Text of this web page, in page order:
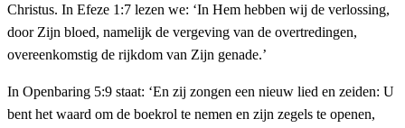
Christus. In Efeze 1:7 lezen we: ‘In Hem hebben wij de verlossing,
door Zijn bloed, namelijk de vergeving van de overtredingen,
overeenkomstig de rijkdom van Zijn genade.’
In Openbaring 5:9 staat: ‘En zij zongen een nieuw lied en zeiden: U
bent het waard om de boekrol te nemen en zijn zegels te openen,